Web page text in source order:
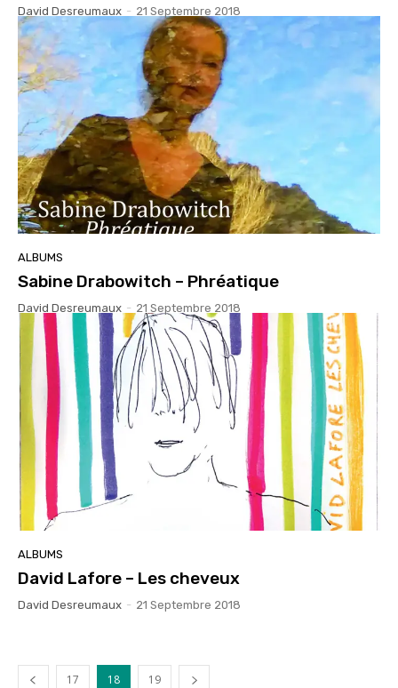
David Desreumaux - 21 Septembre 2018
ALBUMS
Sabine Drabowitch – Phréatique
David Desreumaux - 21 Septembre 2018
ALBUMS
David Lafore – Les cheveux
David Desreumaux - 21 Septembre 2018
17 18 19